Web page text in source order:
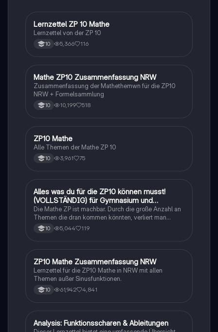
Mathe
Lernzettel ZP 10 Mathe
Lernzettel von der ZP 10
10 5,366 116
Mathe
Mathe ZP10 Zusammenfassung NRW
Zusammenfassung der Mathethemwn für die ZP10
NRW + Formelsammlung
10 10,199 518
Mathe
ZP10 Mathe
Alle Themen der Mathe ZP 10
10 3,961 75
Mathe
Alles was du für die ZP10 können musst!
(VOLLSTÄNDIG) für Gymnasium und
Realschule
Die Mathe ZP ist machbar. Durch die große Anzahl an
Themen die dran kommen könnten, verliert man
schnell den Überblick. Also habe ich von den kleinsten
Themen bis hin zu den größten alles
10 5,044 119
Mathe
ZP10 Mathe Zusammenfassung NRW
Lernzettel für die ZP10 Mathe in NRW mit allen
Themen außer Sinusfunktionen.
10 61,942 4,841
Mathe
Analysis: Funktionsscharen & Ableitungen